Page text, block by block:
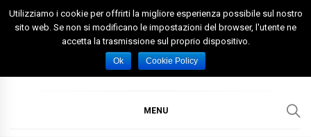
Skip
Spazio Foggia
Foggia News Calcio Eventi e Attività nella Capitanata
MENU
Utilizziamo i cookie per offrirti la migliore esperienza possibile sul nostro
sito web. Se non si modificano le impostazioni del browser, l'utente ne
accetta la trasmissione sul proprio dispositivo.
Ok Cookie Policy